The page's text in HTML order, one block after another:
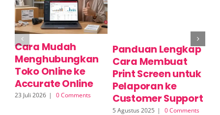
Cara Mudah
Menghubungkan
Toko Online ke
Accurate Online
23 Juli 2026 | 0 Comments
Panduan Lengkap
Cara Membuat
Print Screen untuk
Pelaporan ke
Customer Support
5 Agustus 2025 | 0 Comments